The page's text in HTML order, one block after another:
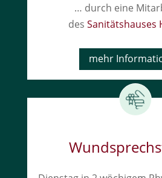
… durch eine
desSanitätshauses
mehr